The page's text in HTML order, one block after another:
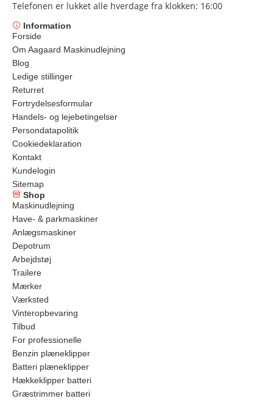
Telefonen er lukket alle hverdage fra klokken: 16:00
Information
Forside
Om Aagaard Maskinudlejning
Blog
Ledige stillinger
Returret
Fortrydelsesformular
Handels- og lejebetingelser
Persondatapolitik
Cookiedeklaration
Kontakt
Kundelogin
Sitemap
Shop
Maskinudlejning
Have- & parkmaskiner
Anlægsmaskiner
Depotrum
Arbejdstøj
Trailere
Mærker
Værksted
Vinteropbevaring
Tilbud
For professionelle
Benzin plæneklipper
Batteri plæneklipper
Hækkeklipper batteri
Græstrimmer batteri